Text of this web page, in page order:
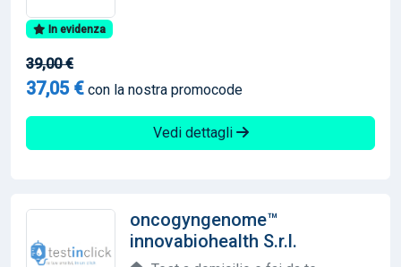
In evidenza
39,00 €
37,05 € con la nostra promocode
Vedi dettagli
oncogyngenome™
innovabiohealth S.r.l.